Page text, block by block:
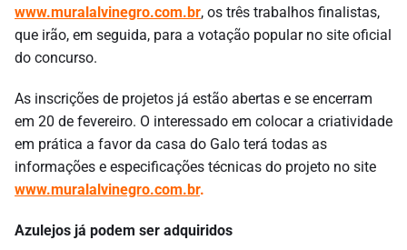
www.muralalvinegro.com.br, os três trabalhos finalistas,
que irão, em seguida, para a votação popular no site oficial
do concurso.
As inscrições de projetos já estão abertas e se encerram
em 20 de fevereiro. O interessado em colocar a criatividade
em prática a favor da casa do Galo terá todas as
informações e especificações técnicas do projeto no site
www.muralalvinegro.com.br.
Azulejos já podem ser adquiridos